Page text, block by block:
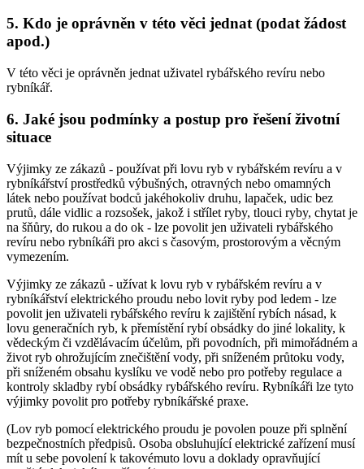
5. Kdo je oprávněn v této věci jednat (podat žádost
apod.)
V této věci je oprávněn jednat uživatel rybářského revíru nebo
rybníkář.
6. Jaké jsou podmínky a postup pro řešení životní
situace
Výjimky ze zákazů - používat při lovu ryb v rybářském revíru a v
rybníkářství prostředků výbušných, otravných nebo omamných
látek nebo používat bodců jakéhokoliv druhu, lapaček, udic bez
prutů, dále vidlic a rozsošek, jakož i střílet ryby, tlouci ryby, chytat je
na šňůry, do rukou a do ok - lze povolit jen uživateli rybářského
revíru nebo rybníkáři pro akci s časovým, prostorovým a věcným
vymezením.
Výjimky ze zákazů - užívat k lovu ryb v rybářském revíru a v
rybníkářství elektrického proudu nebo lovit ryby pod ledem - lze
povolit jen uživateli rybářského revíru k zajištění rybích násad, k
lovu generačních ryb, k přemístění rybí obsádky do jiné lokality, k
vědeckým či vzdělávacím účelům, při povodních, při mimořádném a
život ryb ohrožujícím znečištění vody, při sníženém průtoku vody,
při sníženém obsahu kyslíku ve vodě nebo pro potřeby regulace a
kontroly skladby rybí obsádky rybářského revíru. Rybníkáři lze tyto
výjimky povolit pro potřeby rybníkářské praxe.
(Lov ryb pomocí elektrického proudu je povolen pouze při splnění
bezpečnostních předpisů. Osoba obsluhující elektrické zařízení musí
mít u sebe povolení k takovémuto lovu a doklady opravňující